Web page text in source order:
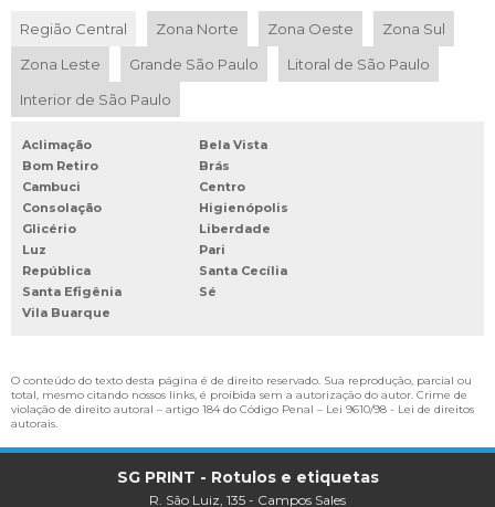
ETIQUETAS PARA INDUSTRIA ALIMENTICIA
ETIQUETAS PARA SUPERMERCADOS
ETIQUETAS PERSONALIZADAS AUTOADESIVAS
ETIQUETAS PERSONALIZADAS ONDE COMPRAR
ETIQUETAS TERMICAS PARA BALANÇA
FABRICA DE ETIQUETAS ADESIVAS
FABRICA DE ETIQUETAS E TAGS
FÁBRICA DE ETIQUETAS PERSONALIZADAS
FABRICA DE ROTULOS E ETIQUETAS
FABRICANTE DE ETIQUETAS DE NYLON
IMPRESSÃO DIGITAL DE ETIQUETAS
Região Central Zona Norte Zona Oeste
Zona Sul
Zona Leste
Grande São Paulo
Litoral de São Paulo
Interior de São Paulo
Aclimação
Bela Vista
Bom Retiro
Brás
Cambuci
Centro
Consolação
Higienópolis
Glicério
Liberdade
Luz
Pari
República
Santa Cecília
Santa Efigênia
Sé
Vila Buarque
O conteúdo do texto desta página é de direito reservado. Sua reprodução, parcial ou
total, mesmo citando nossos links, é proibida sem a autorização do autor. Crime de
violação de direito autoral – artigo 184 do Código Penal – Lei 9610/98 - Lei de direitos
autorais.
SG PRINT - Rotulos e etiquetas
R. São Luiz, 135 - Campos Sales